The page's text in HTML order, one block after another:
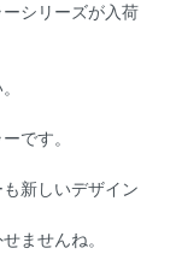
シリーズが入荷
です。
新しいデザイン
ませんね。